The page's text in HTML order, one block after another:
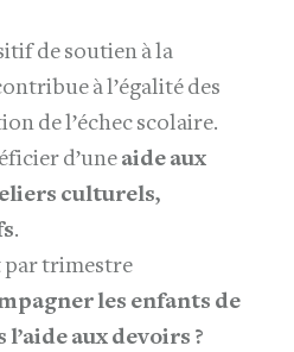
de soutien à la
à l’égalité des
de l’échec scolaire.
d’une aide aux
culturels,
.
par trimestre
les enfants de
aux devoirs ?